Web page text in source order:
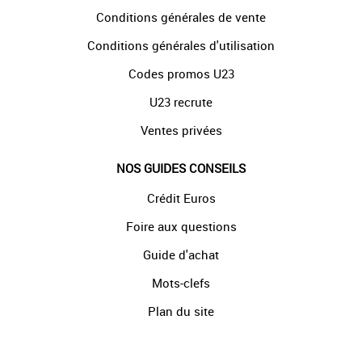
Conditions générales de vente
Conditions générales d'utilisation
Codes promos U23
U23 recrute
Ventes privées
NOS GUIDES CONSEILS
Crédit Euros
Foire aux questions
Guide d'achat
Mots-clefs
Plan du site